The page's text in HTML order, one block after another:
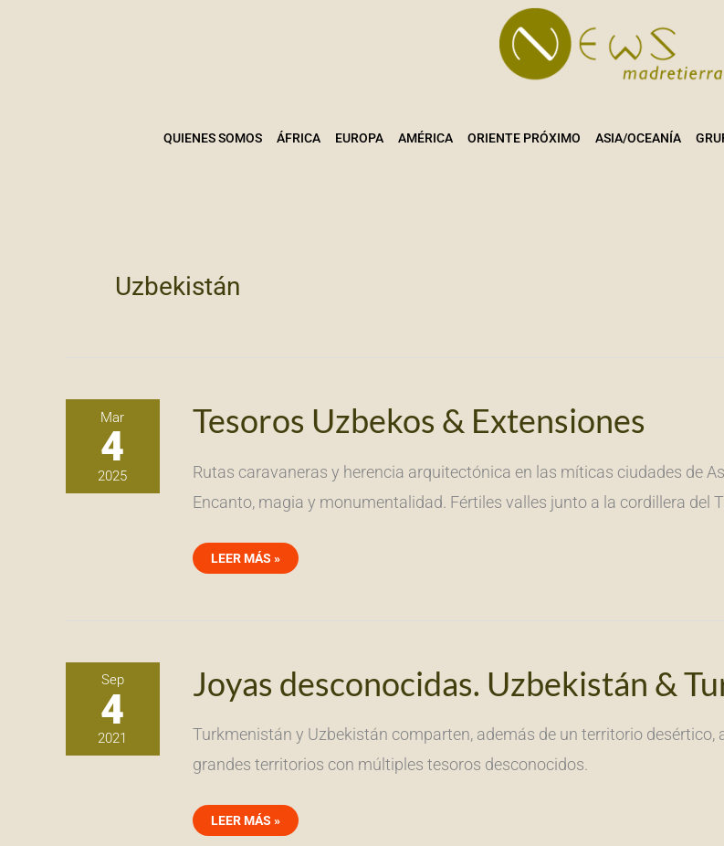
QUIENES SOMOS ÁFRICA EUROPA AMÉRICA ORIENTE PRÓXIMO ASIA/OCEANÍA
Uzbekistán
Mar
4
2025
Tesoros Uzbekos & Extensiones
Rutas caravaneras y herencia arquitectónica en las míticas ciudades de
Encanto, magia y monumentalidad. Fértiles valles junto a la cordillera del
UZBEKOS
&
LEER MÁS »
Sep
4
2021
Joyas desconocidas. Uzbekistán &
Turkmenistán y Uzbekistán comparten, además de un territorio
grandes territorios con múltiples tesoros desconocidos.
DESCONOCIDAS.
UZBEKISTÁN
LEER MÁS »